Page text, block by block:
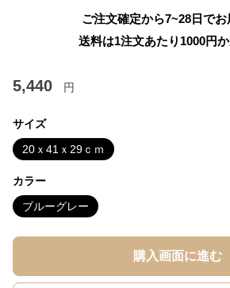
ご注文確定から7~28日でお
送料は1注文あたり 1000円
5,440 円
サイズ
20ｘ41ｘ29ｃｍ
カラー
ブルーグレー
購入画面に進む